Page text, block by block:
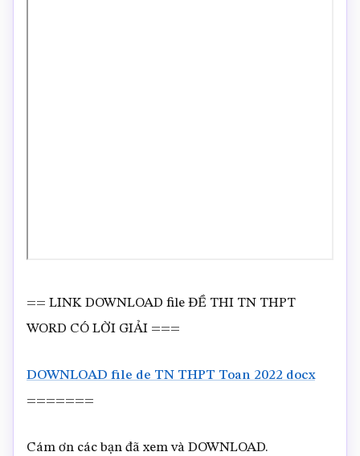
== LINK DOWNLOAD file ĐỀ THI TN THPT
WORD CÓ LỜI GIẢI ===
DOWNLOAD file de TN THPT Toan 2022 docx
=======
Cám ơn các bạn đã xem và DOWNLOAD.